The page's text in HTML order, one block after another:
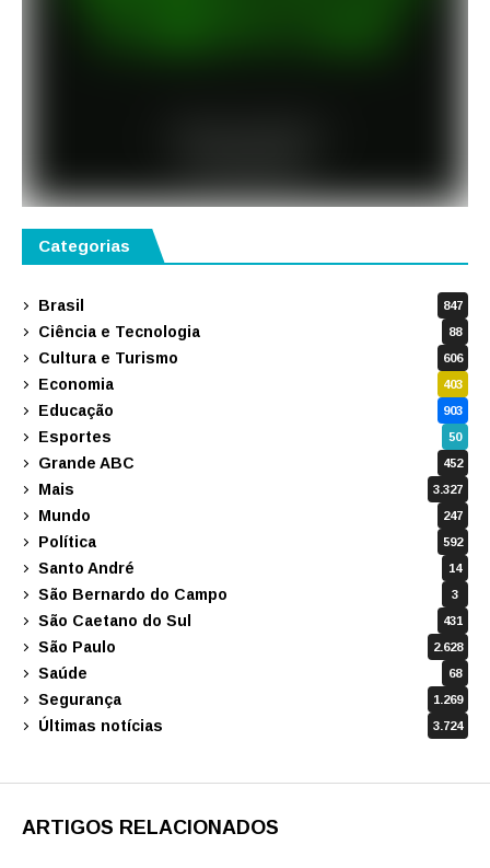
Categorias
Brasil 847
Ciência e Tecnologia 88
Cultura e Turismo 606
Economia 403
Educação 903
Esportes 50
Grande ABC 452
Mais 3.327
Mundo 247
Política 592
Santo André 14
São Bernardo do Campo 3
São Caetano do Sul 431
São Paulo 2.628
Saúde 68
Segurança 1.269
Últimas notícias 3.724
ARTIGOS RELACIONADOS